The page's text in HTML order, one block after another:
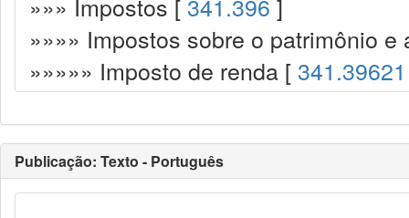
»»»» Impostos sobre o patrimônio
»»»»» Imposto de renda [ 341.39621
Publicação: Texto - Português